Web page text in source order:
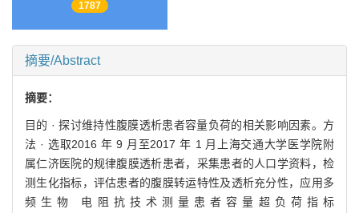
1787
摘要/Abstract
摘要：
目的 · 探讨维持性腹膜透析患者容量负荷的相关影响因素。方
法 · 选取2016 年 9 月至2017 年 1 月上海交通大学医学院附
属仁济医院的规律腹膜透析患者，采集患者的人口学资料，检
测生化指标，评估患者的腹膜转运特性及透析充分性，应用多
频生物 电阻抗技术测量患者容量超负荷指标